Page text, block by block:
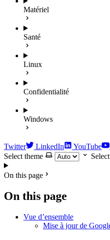
Matériel
Santé
Linux
Confidentialité
Windows
Twitter LinkedIn YouTube
Select theme
On this page
On this page
Vue d’ensemble
Mise à jour de